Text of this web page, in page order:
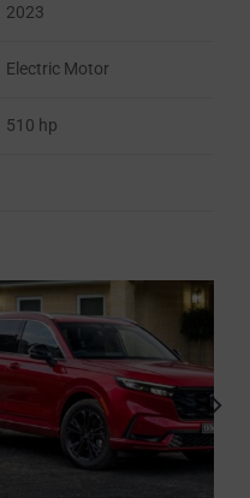
2023
Electric Motor
510 hp